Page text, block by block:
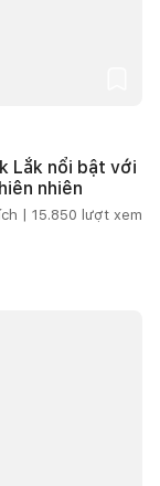
Lắk nổi bật với
nhiên
| 15.850 lượt xem